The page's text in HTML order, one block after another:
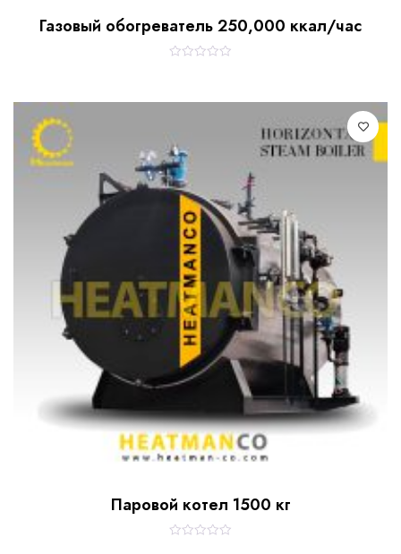
Газовый обогреватель 250,000 ккал/час
e
u
t
o
f
5
Паровой котел 1500 кг